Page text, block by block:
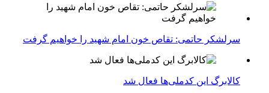
سرلشکر حاتمی: تقاص خون امام شهید را خواهیم گرفت
کالابرگ این کدملی‌ها فعال شد